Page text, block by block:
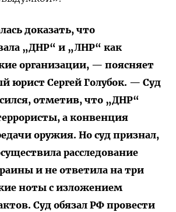
доказать, что
„ДНР“ и „ЛНР“ как
организации, — поясняет
юрист Сергей Голубок. — Суд
отметив, что „ДНР“
а конвенция
оружия. Но суд признал,
расследование
и не ответила на три
ноты с изложением
Суд обязал РФ провести